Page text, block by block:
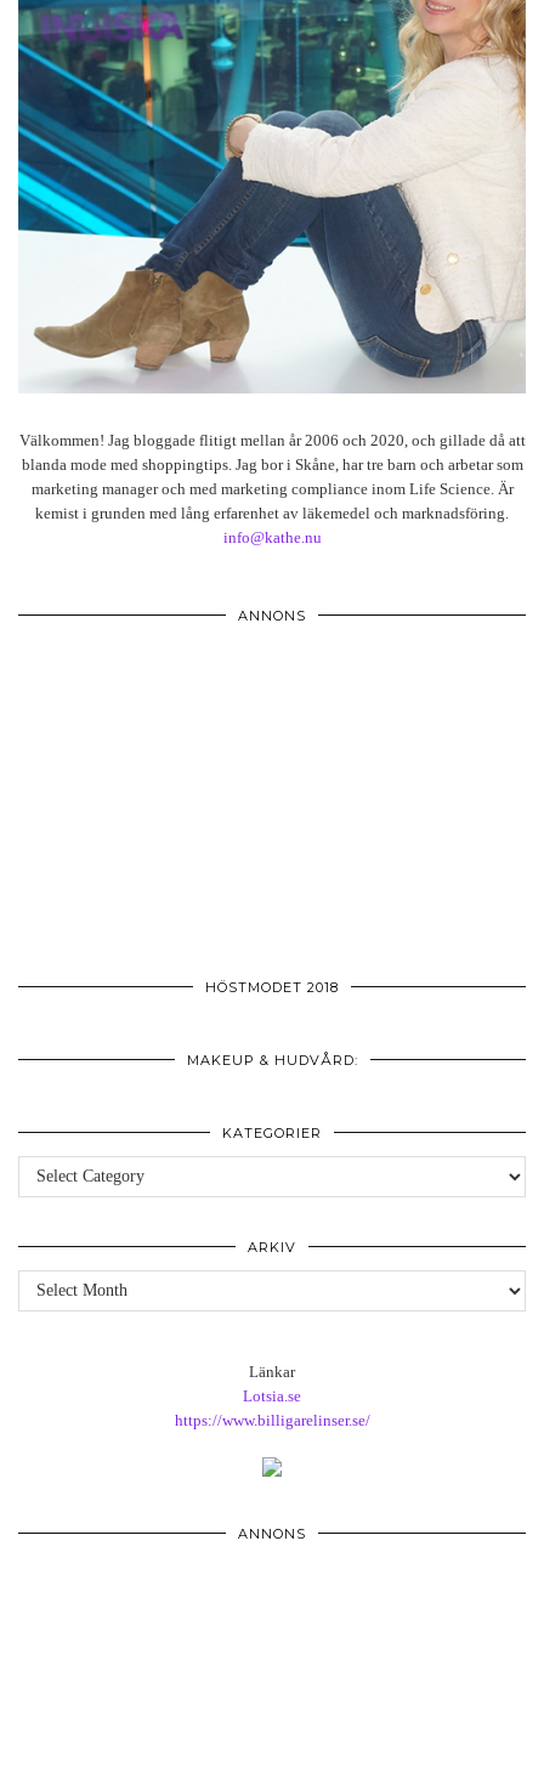
Välkommen! Jag bloggade flitigt mellan år 2006 och 2020, och gillade då att
blanda mode med shoppingtips. Jag bor i Skåne, har tre barn och arbetar som
marketing manager och med marketing compliance inom Life Science. Är
kemist i grunden med lång erfarenhet av läkemedel och marknadsföring.
info@kathe.nu
ANNONS
HÖSTMODET 2018
MAKEUP & HUDVÅRD:
KATEGORIER
Kategorier
ARKIV
Arkiv
Länkar
Lotsia.se
https://www.billigarelinser.se/
ANNONS